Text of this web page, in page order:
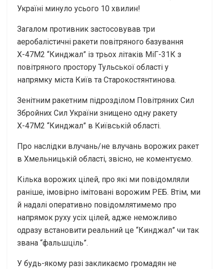
Україні минуло усього 10 хвилин!
Загалом противник застосовував три
аеробалістичні ракети повітряного базування
Х-47М2 “Кинджал” із трьох літаків МіГ-31К з
повітряного простору Тульської області у
напрямку міста Київ та Старокостянтинова.
Зенітним ракетним підрозділом Повітряних Сил
Збройних Сил України знищено одну ракету
Х-47М2 “Кинджал” в Київській області.
Про наслідки влучань/не влучань ворожих ракет
в Хмельницькій області, звісно, не коментуємо.
Кілька ворожих цілей, про які ми повідомляли
раніше, імовірно імітовані ворожим РЕБ. Втім, ми
й надалі оперативно повідомлятимемо про
напрямок руху усіх цілей, адже неможливо
одразу встановити реальний це “Кинджал” чи так
звана “фальшціль”.
У будь-якому разі закликаємо громадян не